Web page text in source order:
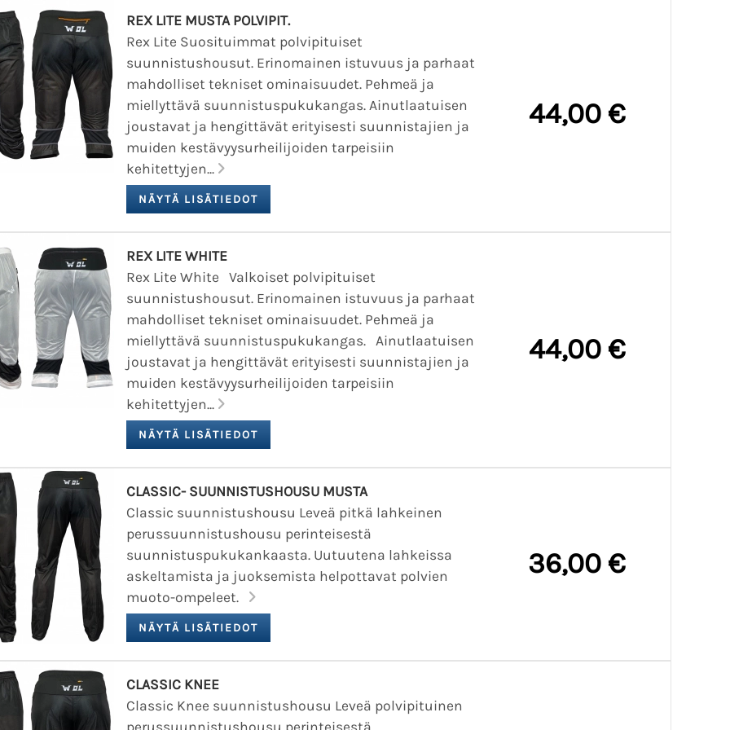
REX LITE MUSTA POLVIPIT.
Rex Lite Suosituimmat polvipituiset
suunnistushousut. Erinomainen istuvuus ja parhaat
mahdolliset tekniset ominaisuudet. Pehmeä ja
miellyttävä suunnistuspukukangas. Ainutlaatuisen
joustavat ja hengittävät erityisesti suunnistajien ja
muiden kestävyysurheilijoiden tarpeisiin
kehitettyjen...
44,00 €
REX LITE WHITE
Rex Lite White Valkoiset polvipituiset
suunnistushousut. Erinomainen istuvuus ja parhaat
mahdolliset tekniset ominaisuudet. Pehmeä ja
miellyttävä suunnistuspukukangas. Ainutlaatuisen
joustavat ja hengittävät erityisesti suunnistajien ja
muiden kestävyysurheilijoiden tarpeisiin
kehitettyjen...
44,00 €
CLASSIC- SUUNNISTUSHOUSU MUSTA
Classic suunnistushousu Leveä pitkä lahkeinen
perussuunnistushousu perinteisestä
suunnistuspukukankaasta. Uutuutena lahkeissa
askeltamista ja juoksemista helpottavat polvien
muoto-ompeleet.
36,00 €
CLASSIC KNEE
Classic Knee suunnistushousu Leveä polvipituinen
perussuunnistushousu perinteisestä